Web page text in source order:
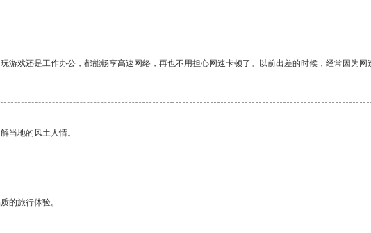
游戏还是工作办公，都能畅享高速网络，再也不用担心网速卡顿了。以前出差的时候，经常因为
当地的风土人情。
的旅行体验。